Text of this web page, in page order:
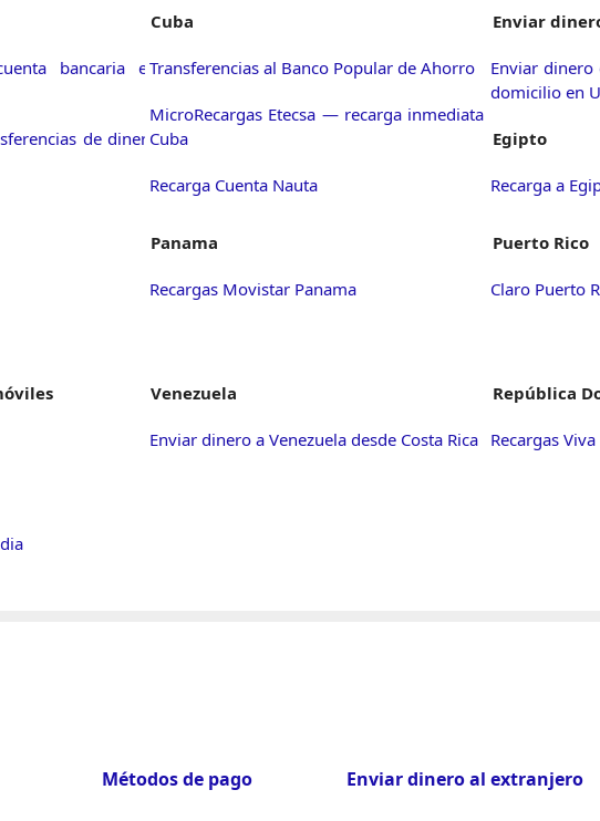
bancaria en
de dinero
Cuba
Transferencias al Banco Popular de Ahorro
MicroRecargas Etecsa — recarga inmediata a
Cuba
Recarga Cuenta Nauta
Enviar
Enviar dinero
domicilio en
Egipto
Recarga a
Panama
Recargas Movistar Panama
Puerto Rico
Claro Puerto
Venezuela
Enviar dinero a Venezuela desde Costa Rica
República
Recargas
Métodos de pago Enviar dinero al extranjero